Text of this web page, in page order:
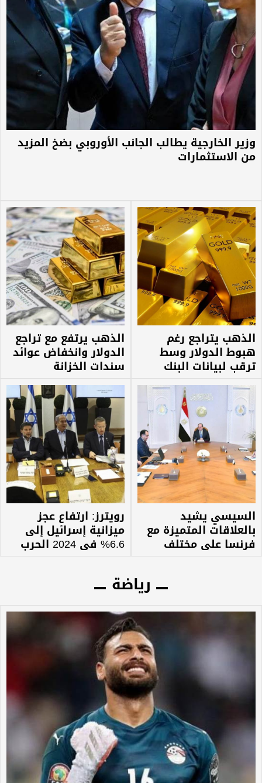
وزير الخارجية يطالب الجانب الأوروبي بضخ المزيد
من الاستثمارات
الذهب يتراجع رغم
هبوط الدولار وسط
ترقب لبيانات البنك
الفيدرالي
الذهب يرتفع مع تراجع
الدولار وانخفاض عوائد
سندات الخزانة
السيسي يشيد
بالعلاقات المتميزة مع
فرنسا على مختلف
رويترز: ارتفاع عجز
ميزانية إسرائيل إلى
6.6% في 2024 الحرب
رياضة